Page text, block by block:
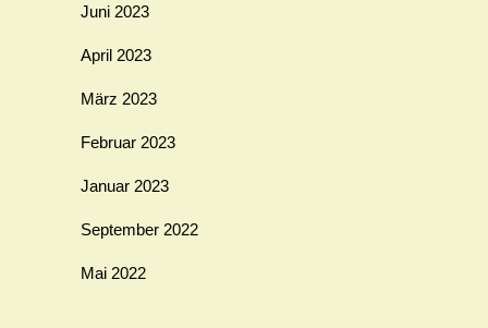
Juni 2023
April 2023
März 2023
Februar 2023
Januar 2023
September 2022
Mai 2022